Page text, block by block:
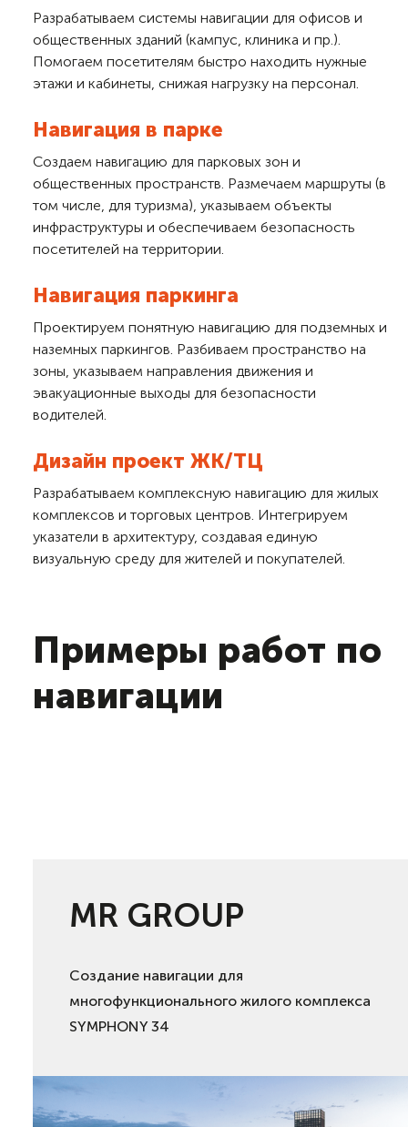
Разрабатываем системы навигации для офисов и
общественных зданий (кампус, клиника и пр.).
Помогаем посетителям быстро находить нужные
этажи и кабинеты, снижая нагрузку на персонал.
Навигация в парке
Создаем навигацию для парковых зон и
общественных пространств. Размечаем маршруты (в
том числе, для туризма), указываем объекты
инфраструктуры и обеспечиваем безопасность
посетителей на территории.
Навигация паркинга
Проектируем понятную навигацию для подземных и
наземных паркингов. Разбиваем пространство на
зоны, указываем направления движения и
эвакуационные выходы для безопасности
водителей.
Дизайн проект ЖК/ТЦ
Разрабатываем комплексную навигацию для жилых
комплексов и торговых центров. Интегрируем
указатели в архитектуру, создавая единую
визуальную среду для жителей и покупателей.
Примеры работ по
навигации
MR GROUP
Создание навигации для
многофункционального жилого комплекса
SYMPHONY 34